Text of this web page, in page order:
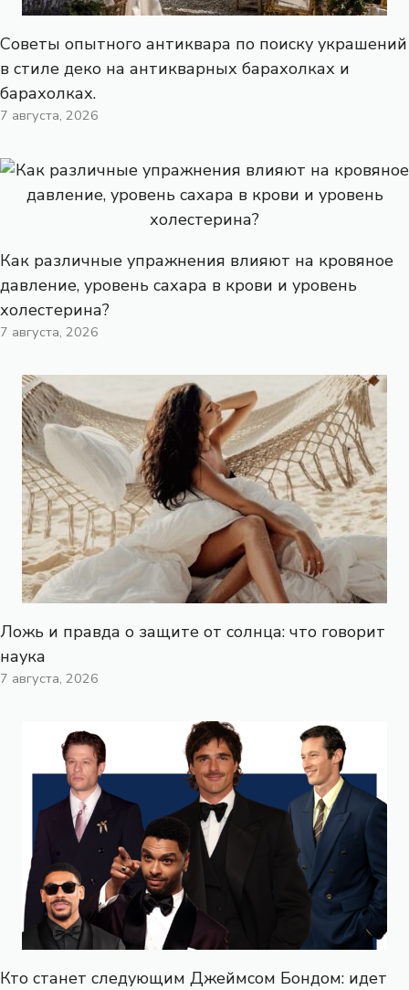
Советы опытного антиквара по поиску украшений
в стиле деко на антикварных барахолках и
барахолках.
7 августа, 2026
Как различные упражнения влияют на кровяное
давление, уровень сахара в крови и уровень
холестерина?
7 августа, 2026
Ложь и правда о защите от солнца: что говорит
наука
7 августа, 2026
Кто станет следующим Джеймсом Бондом: идет